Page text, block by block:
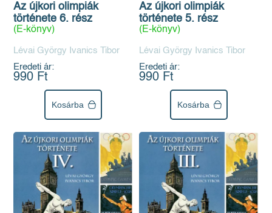
Az újkori olimpiák
története 6. rész
(E-könyv)
Lévai György Ivanics Tibor
Eredeti ár:
990 Ft
Kosárba
Az újkori olimpiák
története 5. rész
(E-könyv)
Lévai György Ivanics Tibor
Eredeti ár:
990 Ft
Kosárba